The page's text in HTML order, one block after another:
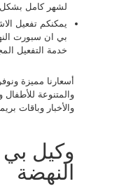
لشهر كامل بشكل
يمكنكم تفعيل
بي ان سبورت
خدمة التفعيل
أسعارنا مميزة
والمتنوعة للأطفال
والأخبار وباقات
وكيل
النهضة